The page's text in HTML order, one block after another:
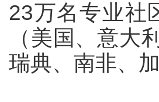
23万名专业社
（美国、意大
瑞典、南非、